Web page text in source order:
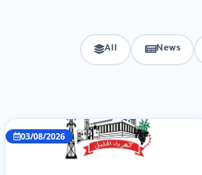
All News
03/08/2026